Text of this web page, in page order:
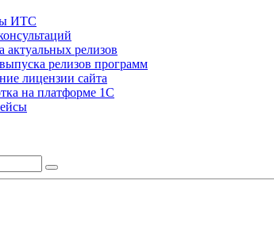
ИТС
актуальных релизов
релизов программ
лицензии сайта
на платформе 1С